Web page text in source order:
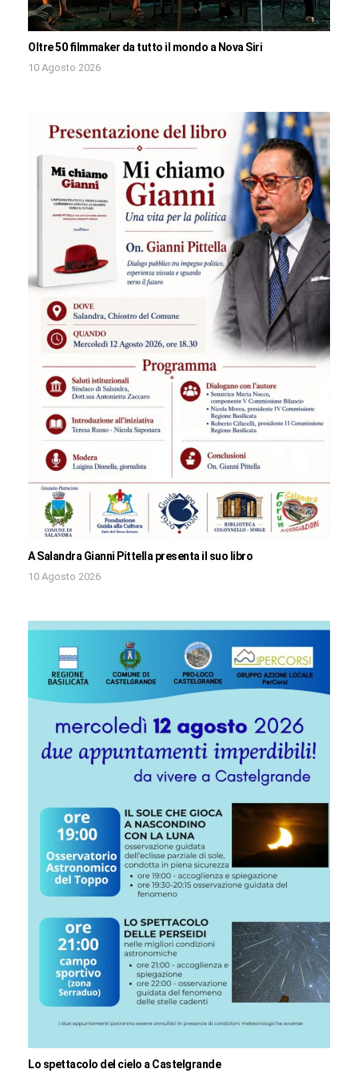
Oltre 50 filmmaker da tutto il mondo a Nova Siri
10 Agosto 2026
A Salandra Gianni Pittella presenta il suo libro
10 Agosto 2026
Lo spettacolo del cielo a Castelgrande